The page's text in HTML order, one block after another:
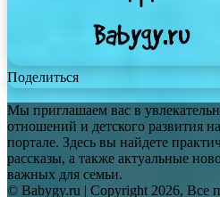
Поделиться
Мы приглашаем вас в
отношений и детского развития
портале. Здесь вы найдете
рассказы, а также актуальные
важных для семьи.
© Babygy.ru | Copyright 2026, Все